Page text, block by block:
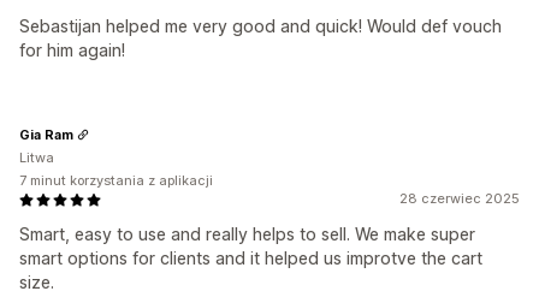
Sebastijan helped me very good and quick! Would def vouch
for him again!
28 czerwiec 2025
Smart, easy to use and really helps to sell. We make super
smart options for clients and it helped us improtve the cart
size.
Gia Ram
Litwa
7 minut korzystania z aplikacji